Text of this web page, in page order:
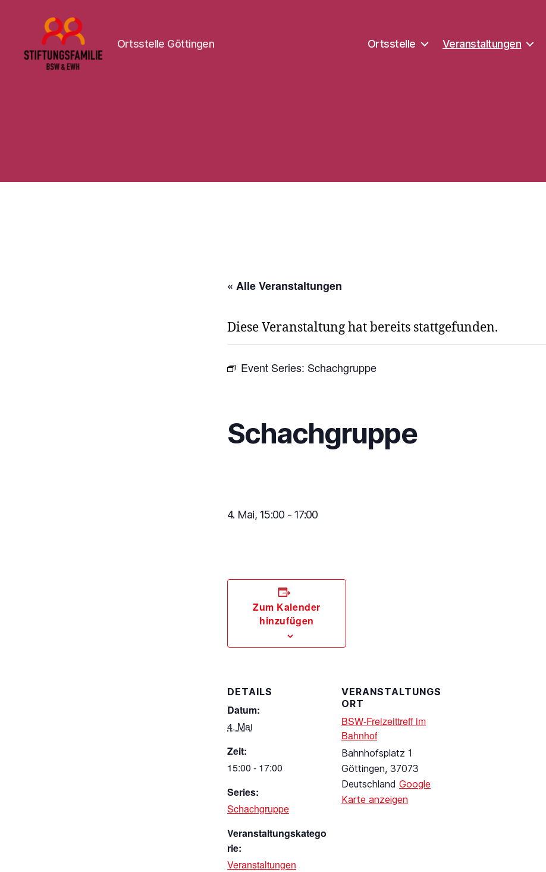
Ortsstelle Göttingen Ortsstelle Veranstaltungen
« Alle Veranstaltungen
Diese Veranstaltung hat bereits stattgefunden.
Event Series: Schachgruppe
Schachgruppe
4. Mai, 15:00 - 17:00
Zum Kalender
hinzufügen
DETAILS
Datum:
4. Mai
Zeit:
15:00 - 17:00
Series:
Schachgruppe
Veranstaltungskatego
rie:
Veranstaltungen
VERANSTALTUNGS
ORT
BSW-Freizeittreff im
Bahnhof
Bahnhofsplatz 1
Göttingen, 37073
Deutschland Google
Karte anzeigen